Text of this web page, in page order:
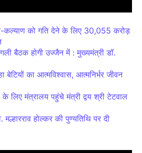
को गति देने के लिए 30,055 करोड़
बैठक होगी उज्जैन में : मुख्यमंत्री डॉ.
बेटियों का आत्मविश्वास, आत्मनिर्भर जीवन
लिए मंत्रालय पहुंचे मंत्री द्वय श्री टेटवाल
होल्कर की पुण्यतिथि पर दी